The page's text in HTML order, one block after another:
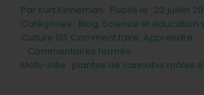
Par Kurt Kinneman
Publié le : 22 juillet
Catégories : Blog, Science et éducation
Culture 101, Comment faire, Apprendre
Commentaires ferméssur
Plantes
Mots-clés : plantes de cannabis mâles